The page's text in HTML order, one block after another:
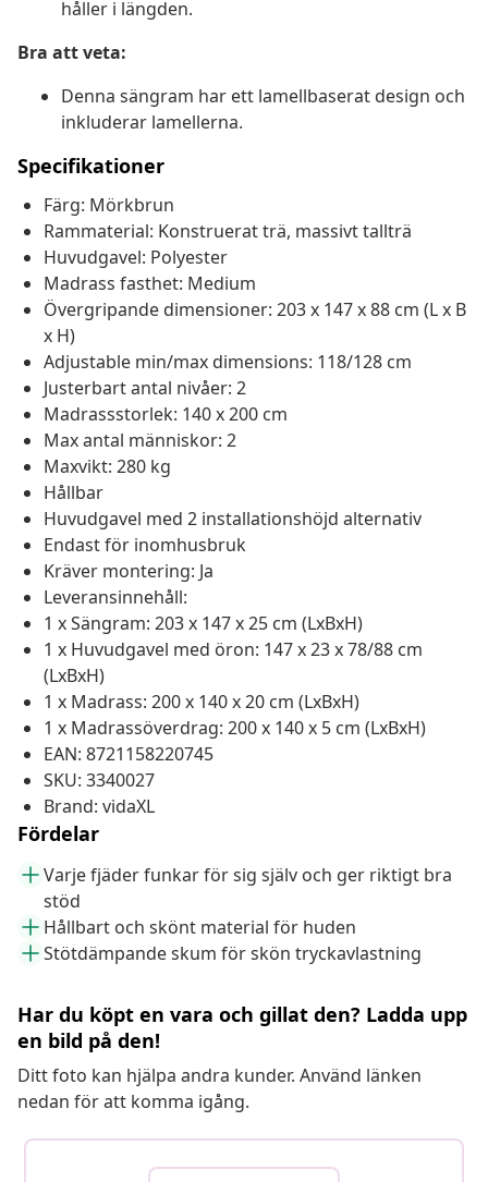
håller i längden.
Bra att veta:
Denna sängram har ett lamellbaserat design och
inkluderar lamellerna.
Specifikationer
Färg: Mörkbrun
Rammaterial: Konstruerat trä, massivt tallträ
Huvudgavel: Polyester
Madrass fasthet: Medium
Övergripande dimensioner: 203 x 147 x 88 cm (L x B
x H)
Adjustable min/max dimensions: 118/128 cm
Justerbart antal nivåer: 2
Madrassstorlek: 140 x 200 cm
Max antal människor: 2
Maxvikt: 280 kg
Hållbar
Huvudgavel med 2 installationshöjd alternativ
Endast för inomhusbruk
Kräver montering: Ja
Leveransinnehåll:
1 x Sängram: 203 x 147 x 25 cm (LxBxH)
1 x Huvudgavel med öron: 147 x 23 x 78/88 cm
(LxBxH)
1 x Madrass: 200 x 140 x 20 cm (LxBxH)
1 x Madrassöverdrag: 200 x 140 x 5 cm (LxBxH)
EAN: 8721158220745
SKU: 3340027
Brand: vidaXL
Fördelar
Varje fjäder funkar för sig själv och ger riktigt bra
stöd
Hållbart och skönt material för huden
Stötdämpande skum för skön tryckavlastning
Har du köpt en vara och gillat den? Ladda upp
en bild på den!
Ditt foto kan hjälpa andra kunder. Använd länken
nedan för att komma igång.